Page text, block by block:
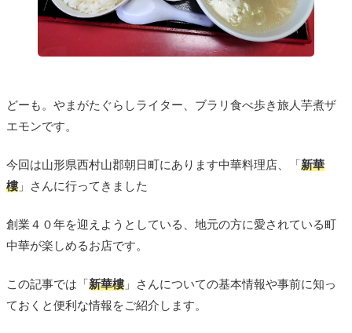
どーも。やまがたぐらしライター、ブラリ食べ歩き旅人芋煮ザ
エモンです。
今回は山形県西村山郡朝日町にあります中華料理店、「 新華
樓」さんに行ってきました
創業４０年を迎えようとしている、地元の方に愛されている町
中華が楽しめるお店です。
この記事では「 新華樓」さんについての基本情報や事前に知っ
ておくと便利な情報をご紹介します。